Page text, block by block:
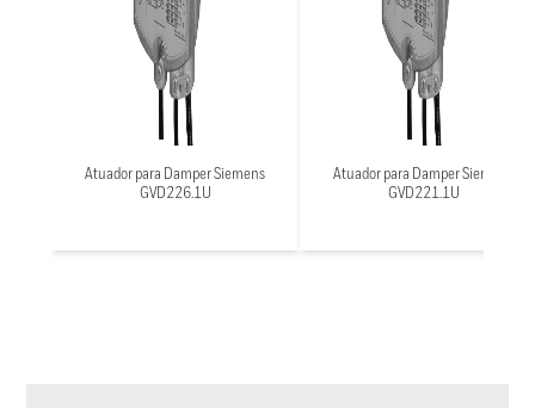
Atuador para Damper Siemens
GVD226.1U
Atuador para Damper Siemens
GVD221.1U